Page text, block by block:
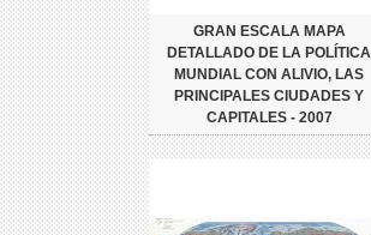
GRAN ESCALA MAPA
DETALLADO DE LA POLÍTICA
MUNDIAL CON ALIVIO, LAS
PRINCIPALES CIUDADES Y
CAPITALES - 2007